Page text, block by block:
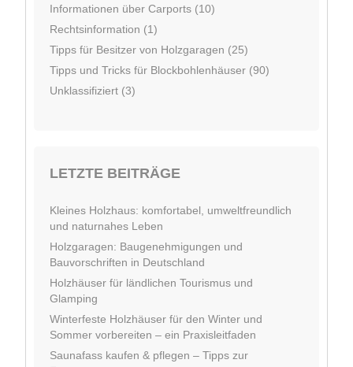
Informationen über Carports (10)
Rechtsinformation (1)
Tipps für Besitzer von Holzgaragen (25)
Tipps und Tricks für Blockbohlenhäuser (90)
Unklassifiziert (3)
LETZTE BEITRÄGE
Kleines Holzhaus: komfortabel, umweltfreundlich
und naturnahes Leben
Holzgaragen: Baugenehmigungen und
Bauvorschriften in Deutschland
Holzhäuser für ländlichen Tourismus und
Glamping
Winterfeste Holzhäuser für den Winter und
Sommer vorbereiten – ein Praxisleitfaden
Saunafass kaufen & pflegen – Tipps zur